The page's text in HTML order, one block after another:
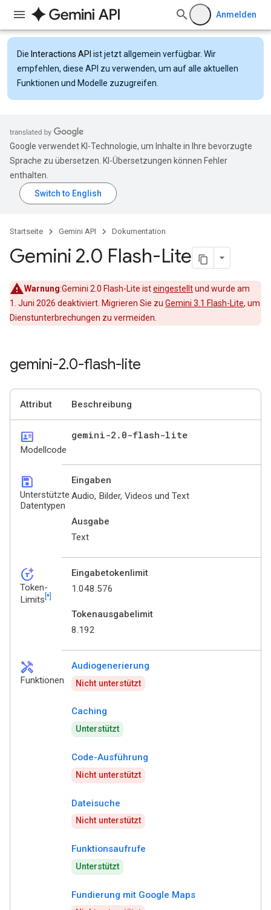
Anmelden
Die Interactions API ist jetzt allgemein verfügbar. Wir
empfehlen, diese API zu verwenden, um auf alle aktuellen
Funktionen und Modelle zuzugreifen.
Google verwendet KI-Technologie, um Inhalte in Ihre bevorzugte
Sprache zu übersetzen. KI-Übersetzungen können Fehler
enthalten.
Startseite Gemini API Dokumentation
Gemini 2.0 Flash-Lite
Warnung:Gemini 2.0 Flash-Lite isteingestelltund wurde am
1. Juni 2026 deaktiviert. Migrieren Sie zu Gemini 3.1 Flash-Lite, um
Dienstunterbrechungen zu vermeiden.
gemini-2.0-flash-lite
Attribut Beschreibung
id_card
Modellcode
gemini-2 . 0-flash-lite
save
Unterstützte
Datentypen
Eingaben
Audio, Bilder, Videos und Text
Ausgabe
Text
token_auto
Token-
Limits [*]
Eingabetokenlimit
1.048.576
Tokenausgabelimit
8.192
handyman
Funktionen
Audiogenerierung
Nicht unterstützt
Caching
Unterstützt
Code-Ausführung
Nicht unterstützt
Dateisuche
Nicht unterstützt
Funktionsaufrufe
Unterstützt
Fundierung mit Google Maps